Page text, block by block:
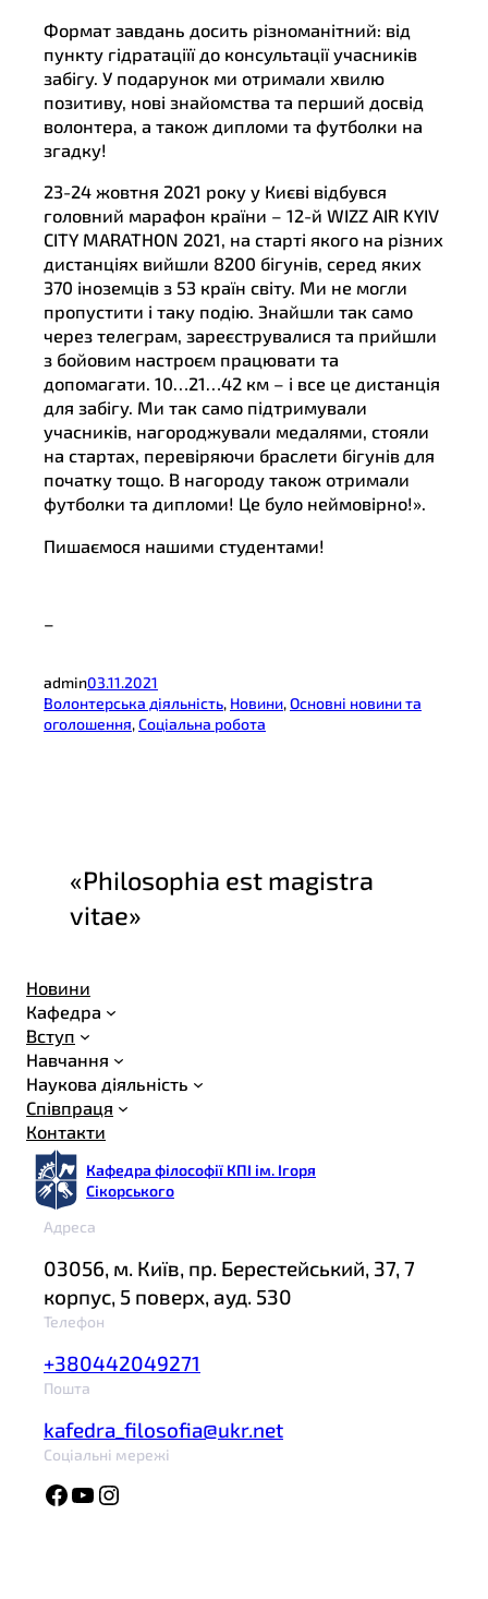
Формат завдань досить різноманітний: від
пункту гідратаціїї до консультації учасників
забігу. У подарунок ми отримали хвилю
позитиву, нові знайомства та перший досвід
волонтера, а також дипломи та футболки на
згадку!
23-24 жовтня 2021 року у Києві відбувся
головний марафон країни – 12-й WIZZ AIR KYIV
CITY MARATHON 2021, на старті якого на різних
дистанціях вийшли 8200 бігунів, серед яких
370 іноземців з 53 країн світу. Ми не могли
пропустити і таку подію. Знайшли так само
через телеграм, зареєструвалися та прийшли
з бойовим настроєм працювати та
допомагати. 10…21…42 км – і все це дистанція
для забігу. Ми так само підтримували
учасників, нагороджували медалями, стояли
на стартах, перевіряючи браслети бігунів для
початку тощо. В нагороду також отримали
футболки та дипломи! Це було неймовірно!».
Пишаємося нашими студентами!
–
admin03.11.2021
Волонтерська діяльність, Новини, Основні новини та
оголошення, Соціальна робота
«Philosophia est magistra
vitae»
Новини
Кафедра
Вступ
Навчання
Наукова діяльність
Співпраця
Контакти
Кафедра філософії КПІ ім. Ігоря
Сікорського
Адреса
03056, м. Київ, пр. Берестейський, 37, 7
корпус, 5 поверх, ауд. 530
Телефон
+380442049271
Пошта
kafedra_filosofia@ukr.net
Соціальні мережі
Facebook YouTube Instagram